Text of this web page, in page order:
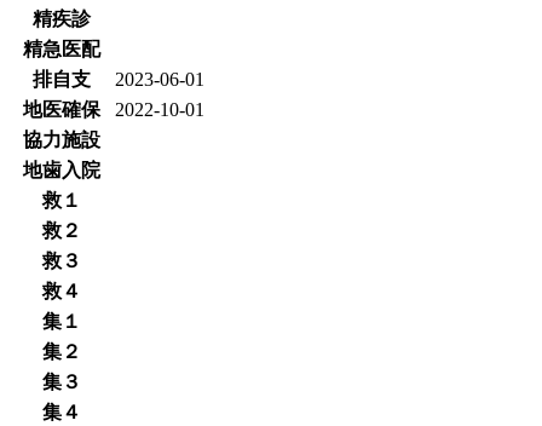
精疾診
精急医配
排自支
2023-06-01
地医確保
2022-10-01
協力施設
地歯入院
救１
救２
救３
救４
集１
集２
集３
集４